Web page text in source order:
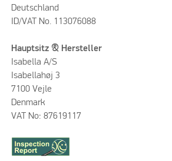
Deutschland
ID/VAT No. 113076088
Hauptsitz & Hersteller
Isabella A/S
Isabellahøj 3
7100 Vejle
Denmark
VAT No: 87619117